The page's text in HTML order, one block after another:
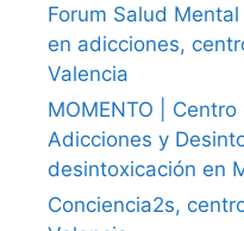
Forum Salud
en adicciones,
Valencia
MOMENTO |
Adicciones y
desintoxicación en
Conciencia2s,